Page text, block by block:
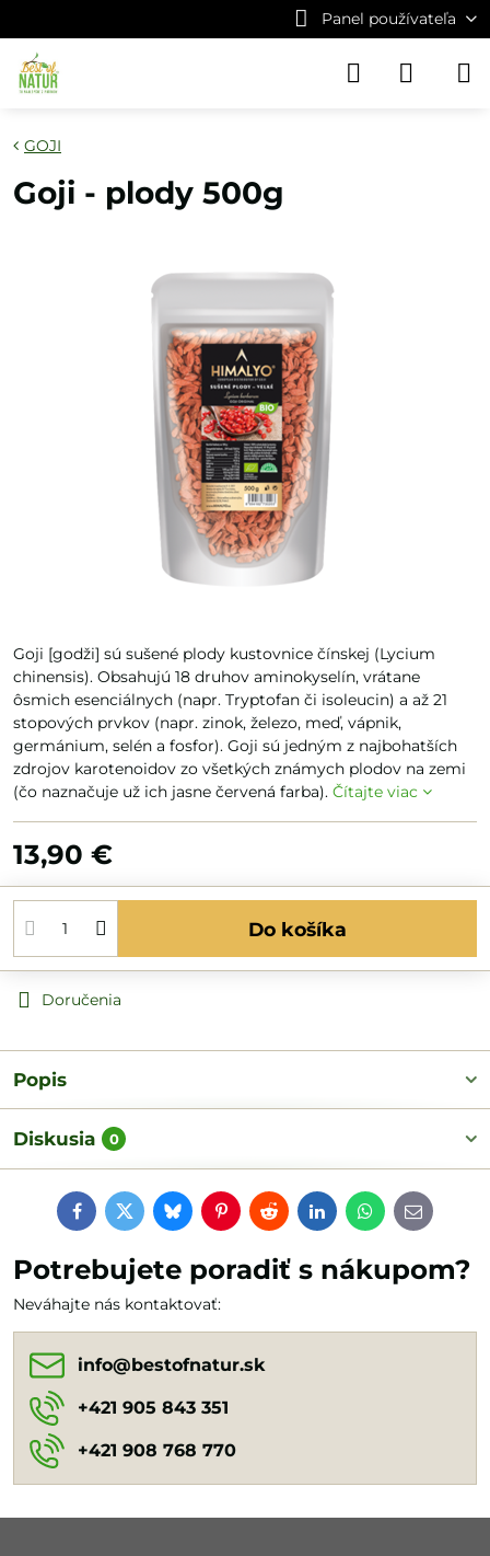
Panel používateľa
GOJI
Goji - plody 500g
Goji [godži] sú sušené plody kustovnice čínskej (Lycium
chinensis). Obsahujú 18 druhov aminokyselín, vrátane
ôsmich esenciálnych (napr. Tryptofan či isoleucin) a až 21
stopových prvkov (napr. zinok, železo, meď, vápnik,
germánium, selén a fosfor). Goji sú jedným z najbohatších
zdrojov karotenoidov zo všetkých známych plodov na zemi
(čo naznačuje už ich jasne červená farba). Čítajte viac
13,90 €
Do košíka
Doručenia
Popis
Diskusia 0
FacebookTwitterBlueskyPinterestRedditLinkedInWhatsApp
E-
mail
Potrebujete poradiť s nákupom?
Neváhajte nás kontaktovať:
info​@bestofnatur​.sk
+421 905 843 351
+421 908 768 770